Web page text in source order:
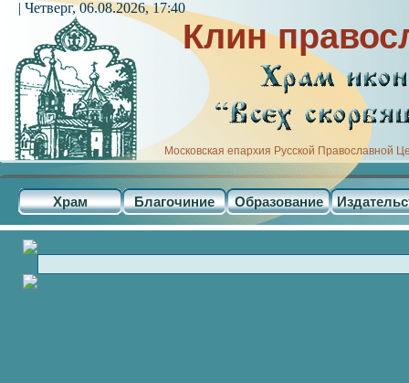
Клин
Московская епархия Русской Православной
Храм Благочиние Образование
| Четверг, 06.08.2026, 17:40